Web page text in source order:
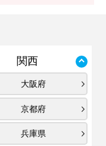
関西
大阪府
京都府
兵庫県